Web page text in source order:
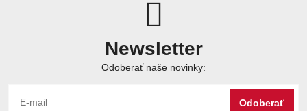
Newsletter
Odoberať naše novinky:
Odoberať